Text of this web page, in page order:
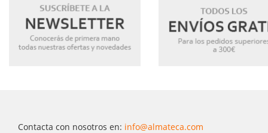
Contacta con nosotros en: info@almateca.com